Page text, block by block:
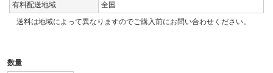
有料配送地域
全国
送料は地域によって異なりますのでご購入前にお問い合わせください。
数量